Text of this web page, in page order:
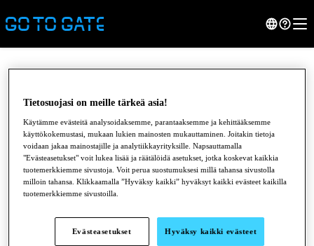
●●●
Tietosuojasi on meille tärkeä asia!
Käytämme evästeitä analysoidaksemme, parantaaksemme ja kehittääksemme
käyttökokemustasi, mukaan lukien mainosten mukauttaminen. Joitakin tietoja
voidaan jakaa mainostajille ja analytiikkayrityksille. Napsauttamalla
"Evästeasetukset" voit lukea lisää ja räätälöidä asetukset, jotka koskevat kaikkia
tuotemerkkiemme sivustoja. Voit perua suostumuksesi millä tahansa sivustolla
milloin tahansa. Klikkaamalla ”Hyväksy kaikki” hyväksyt kaikki evästeet kaikilla
tuotemerkkiemme sivustoilla.
Evästeasetukset Hyväksy kaikki evästeet